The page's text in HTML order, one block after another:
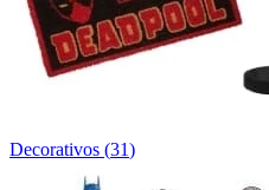
Decorativos (31)